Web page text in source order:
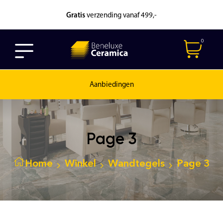
Gratis verzending vanaf 499,-
0
Aanbiedingen
Page 3
Home Winkel Wandtegels Page 3